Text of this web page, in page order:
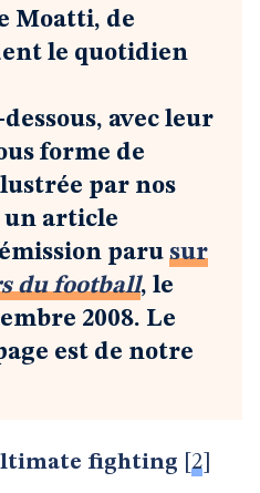
Moatti, de
le quotidien
avec leur
forme de
par nos
un article
paru sur
du football, le
2008. Le
est de notre
fighting 2